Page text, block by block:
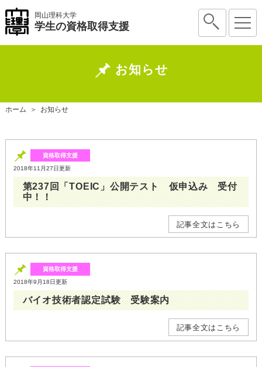
岡山理科大学
学生の資格取得支援
お知らせ
ホーム ＞ お知らせ
資格取得支援
2018年11月27日更新
第237回「TOEIC」公開テスト 仮申込み 受付
中！！
記事全文はこちら
資格取得支援
2018年9月18日更新
バイオ技術者認定試験 受験案内
記事全文はこちら